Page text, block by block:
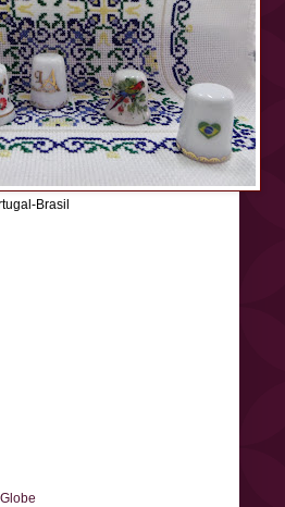
Brasil